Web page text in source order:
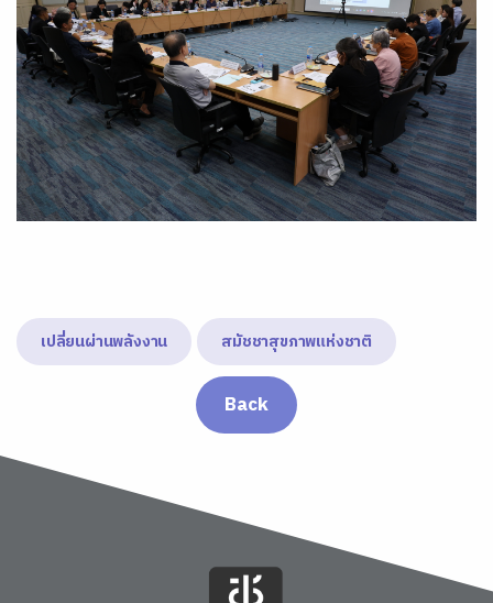
เปลี่ยนผ่านพลังงาน สมัชชาสุขภาพแห่งชาติ
Back